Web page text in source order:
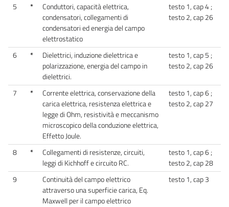
5 *
Conduttori, capacità elettrica,
condensatori, collegamenti di
condensatori ed energia del campo
elettrostatico
testo 1, cap 4 ;
testo 2, cap 26
6 *
Dielettrici, induzione dielettrica e
polarizzazione, energia del campo in
dielettrici.
testo 1, cap 5 ;
testo 2, cap 26
7 *
Corrente elettrica, conservazione della
carica elettrica, resistenza elettrica e
legge di Ohm, resistività e meccanismo
microscopico della conduzione elettrica,
Effetto Joule.
testo 1, cap 6 ;
testo 2, cap 27
8 *
Collegamenti di resistenze, circuiti,
leggi di Kichhoff e circuito RC.
testo 1, cap 6 ;
testo 2, cap 28
9
Continuità del campo elettrico
attraverso una superficie carica, Eq.
Maxwell per il campo elettrico
testo 1, cap 3